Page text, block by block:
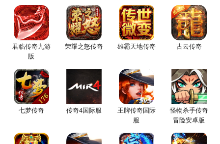
君临传奇九游
版
荣耀之怒传奇 雄霸天地传奇 古云传奇
七梦传奇 传奇4国际服
王牌传奇国际
服
怪物杀手传奇
冒险安卓版